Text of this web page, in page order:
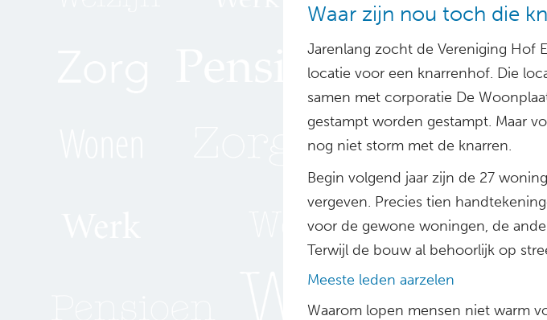
Waar zijn nou toch die
Jarenlang zocht de Vereniging Hof
locatie voor een knarrenhof. Die
samen met corporatie De
gestampt worden gestampt. Maar
nog niet storm met de knarren.
Begin volgend jaar zijn de 27
vergeven. Precies tien
voor de gewone woningen, de
Terwijl de bouw al behoorlijk op
Meeste leden aarzelen
Waarom lopen mensen niet warm